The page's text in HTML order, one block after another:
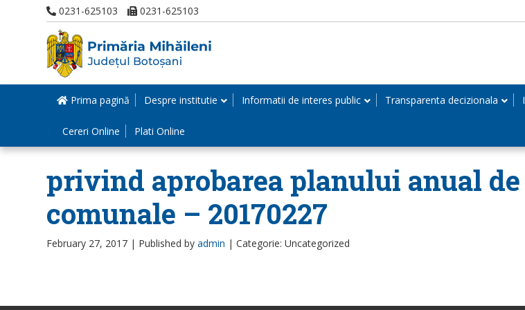
0231-625103 0231-625103
Prima pagină Despre institutie Informatii de interes public Transparenta decizionala
Cereri Online Plati Online
privind aprobarea planului anual
comunale – 20170227
February 27, 2017 | Published by admin | Categorie: Uncategorized